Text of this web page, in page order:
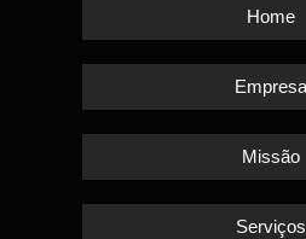
Home
Empresa
Missão
Serviços